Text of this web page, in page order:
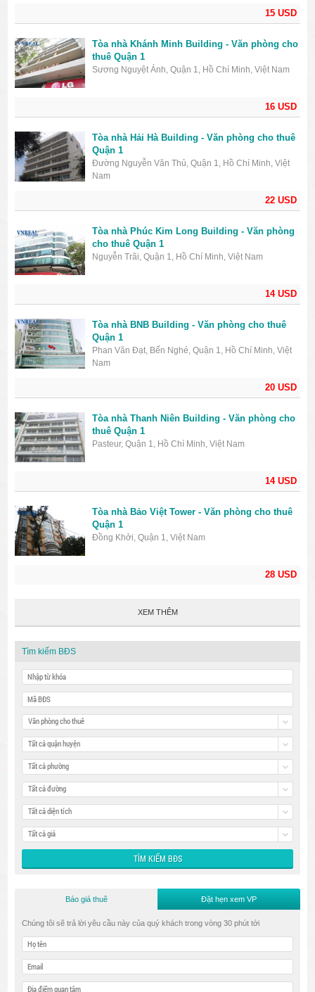
15 USD
16 USD
Tòa nhà Khánh Minh Building - Văn phòng cho
thuê Quận 1
Sương Nguyệt Ánh, Quận 1, Hồ Chí Minh, Việt Nam
22 USD
Tòa nhà Hải Hà Building - Văn phòng cho thuê
Quận 1
Đường Nguyễn Văn Thủ, Quận 1, Hồ Chí Minh, Việt
Nam
14 USD
Tòa nhà Phúc Kim Long Building - Văn phòng
cho thuê Quận 1
Nguyễn Trãi, Quận 1, Hồ Chí Minh, Việt Nam
20 USD
Tòa nhà BNB Building - Văn phòng cho thuê
Quận 1
Phan Văn Đạt, Bến Nghé, Quận 1, Hồ Chí Minh, Việt
Nam
14 USD
Tòa nhà Thanh Niên Building - Văn phòng cho
thuê Quận 1
Pasteur, Quận 1, Hồ Chí Minh, Việt Nam
28 USD
Tòa nhà Bảo Việt Tower - Văn phòng cho thuê
Quận 1
Đồng Khởi, Quận 1, Việt Nam
XEM THÊM
Tìm kiếm BĐS
Văn phòng cho thuê
Tất cả quận huyện
Tất cả phường
Tất cả đường
Tất cả diện tích
Tất cả giá
Báo giá thuê Đặt hẹn xem VP
Chúng tôi sẽ trả lời yêu cầu này của quý khách trong vòng 30 phút tới